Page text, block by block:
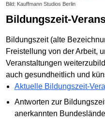
Bild: Kauffmann Studios Berlin
Bildungszeit-
Bildungszeit (alte
Freistellung von der Arbeit,
Veranstaltungen
auch gesundheitlich und
Aktuelle Bildungszeit-
Antworten zur
anerkannten